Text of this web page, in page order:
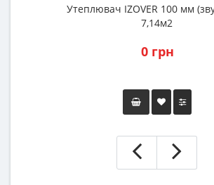
Утеплювач IZOVER 100 мм
7,14м2
0 грн